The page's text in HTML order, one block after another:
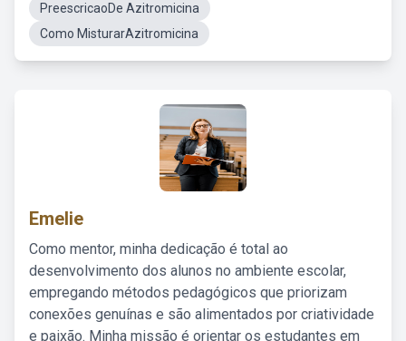
PreescricaoDe Azitromicina
Como MisturarAzitromicina
Emelie
Como mentor, minha dedicação é total ao
desenvolvimento dos alunos no ambiente escolar,
empregando métodos pedagógicos que priorizam
conexões genuínas e são alimentados por criatividade
e paixão. Minha missão é orientar os estudantes em